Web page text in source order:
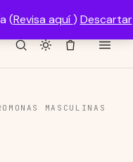
(Revisa aquí) Descartar
MASCULINAS